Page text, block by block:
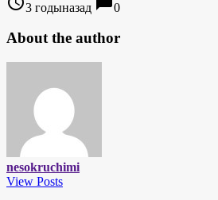
3 годыназад 0
About the author
nesokruchimi
View Posts